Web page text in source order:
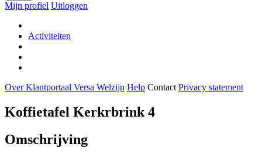
Mijn profiel Uitloggen
Activiteiten
Over Klantportaal Versa Welzijn Help Contact Privacy statement
Koffietafel Kerkrbrink 4
Omschrijving